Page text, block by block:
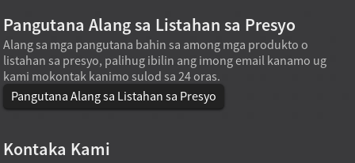
Pangutana Alang sa Listahan sa Presyo
Alang sa mga pangutana bahin sa among mga produkto o
listahan sa presyo, palihug ibilin ang imong email kanamo ug
kami mokontak kanimo sulod sa 24 oras.
Pangutana Alang sa Listahan sa Presyo
Kontaka Kami